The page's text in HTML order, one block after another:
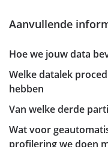
Aanvullende
Hoe we jouw data
Welke datalek
hebben
Van welke derde
Wat voor
profilering we doen